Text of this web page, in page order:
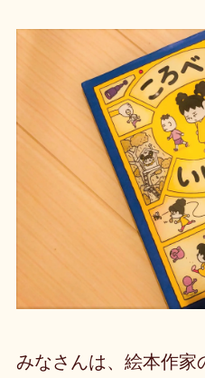
みなさんは、絵本作家